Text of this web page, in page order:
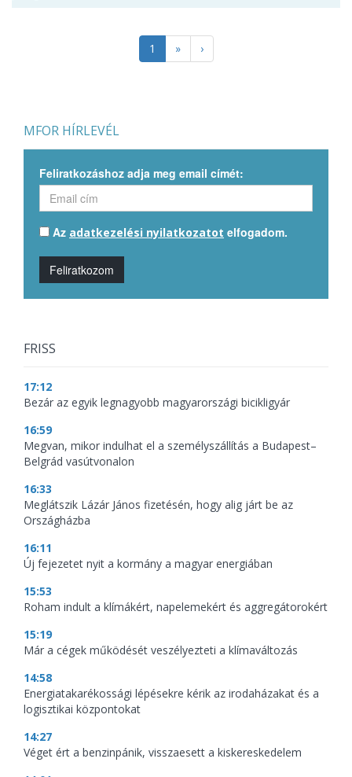
1 » ›
MFOR HÍRLEVÉL
Feliratkozáshoz adja meg email címét:
Az adatkezelési nyilatkozatot elfogadom.
Feliratkozom
FRISS
17:12
Bezár az egyik legnagyobb magyarországi bicikligyár
16:59
Megvan, mikor indulhat el a személyszállítás a Budapest–
Belgrád vasútvonalon
16:33
Meglátszik Lázár János fizetésén, hogy alig járt be az
Országházba
16:11
Új fejezetet nyit a kormány a magyar energiában
15:53
Roham indult a klímákért, napelemekért és aggregátorokért
15:19
Már a cégek működését veszélyezteti a klímaváltozás
14:58
Energiatakarékossági lépésekre kérik az irodaházakat és a
logisztikai központokat
14:27
Véget ért a benzinpánik, visszaesett a kiskereskedelem